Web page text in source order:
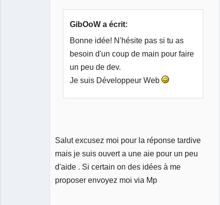
GibOoW a écrit:
Bonne idée! N'hésite pas si tu as
besoin d'un coup de main pour faire
un peu de dev.
Je suis Développeur Web
Salut excusez moi pour la réponse tardive
mais je suis ouvert a une aie pour un peu
d'aide . Si certain on des idées à me
proposer envoyez moi via Mp